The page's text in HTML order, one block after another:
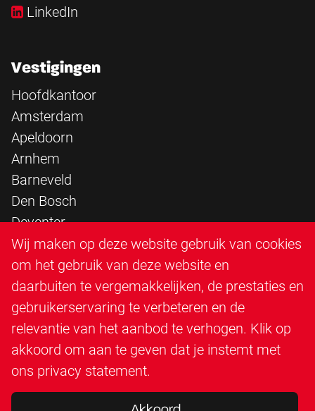
LinkedIn
Vestigingen
Hoofdkantoor
Amsterdam
Apeldoorn
Arnhem
Barneveld
Den Bosch
Deventer
Epe
Sittard
Triangle Infra
Triangle Steigerbouw
Utrecht
Veenendaal
Zutphen
Wij maken op deze website gebruik van cookies
om het gebruik van deze website en
daarbuiten te vergemakkelijken, de prestaties en
gebruikerservaring te verbeteren en de
relevantie van het aanbod te verhogen. Klik op
akkoord om aan te geven dat je instemt met
ons privacy statement.